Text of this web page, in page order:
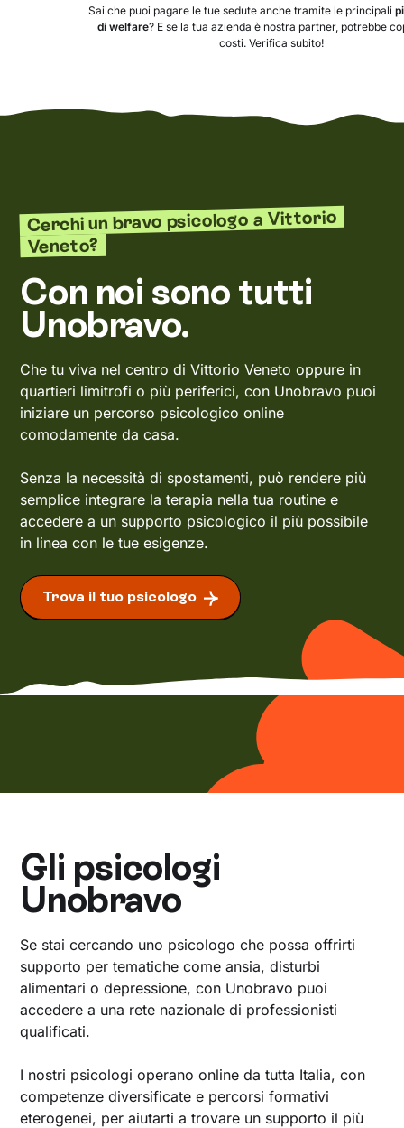
Sai che puoi pagare le tue sedute anche tramite le principali
di welfare? E se la tua azienda è nostra partner, potrebbe
costi. Verifica subito!
Cerchi un bravo psicologo a Vittorio
Veneto?
Con noi sono tutti
Unobravo.
Che tu viva nel centro di Vittorio Veneto oppure in
quartieri limitrofi o più periferici, con Unobravo puoi
iniziare un percorso psicologico online
comodamente da casa.
Senza la necessità di spostamenti, può rendere più
semplice integrare la terapia nella tua routine e
accedere a un supporto psicologico il più possibile
in linea con le tue esigenze.
Trova il tuo psicologo
Gli psicologi
Unobravo
Se stai cercando uno psicologo che possa offrirti
supporto per tematiche come ansia, disturbi
alimentari o depressione, con Unobravo puoi
accedere a una rete nazionale di professionisti
qualificati.
I nostri psicologi operano online da tutta Italia, con
competenze diversificate e percorsi formativi
eterogenei, per aiutarti a trovare un supporto il più